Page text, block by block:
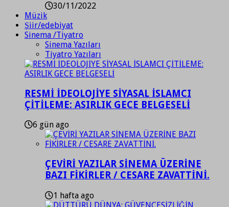
30/11/2022
Müzik
Şiir/edebiyat
Sinema /Tiyatro
Sinema Yazıları
Tiyatro Yazıları
RESMİ İDEOLOJİYE SİYASAL İSLAMCI
ÇİTİLEME: ASIRLIK GECE BELGESELİ
6 gün ago
ÇEVİRİ YAZILAR SİNEMA ÜZERİNE
BAZI FİKİRLER / CESARE ZAVATTİNİ.
1 hafta ago